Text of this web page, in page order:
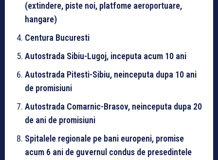
(extindere, piste noi, platfome aeroportuare,
hangare)
Centura Bucuresti
Autostrada Sibiu-Lugoj, inceputa acum 10 ani
Autostrada Pitesti-Sibiu, neinceputa dupa 10 ani
de promisiuni
Autostrada Comarnic-Brasov, neinceputa dupa 20
de ani de promisiuni
Spitalele regionale pe bani europeni, promise
acum 6 ani de guvernul condus de presedintele